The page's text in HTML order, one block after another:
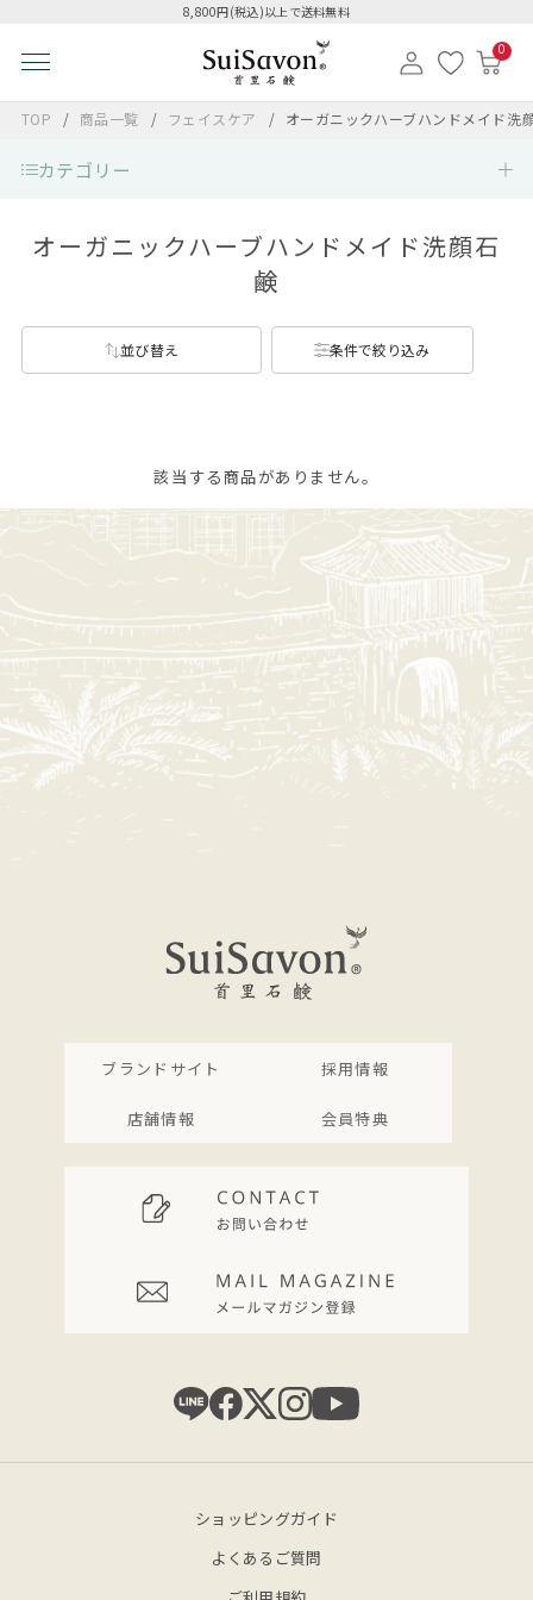
8,800円(税込)以上で送料無料
0
TOP 商品一覧 フェイスケア オーガニックハーブハンドメイド洗
カテゴリー
オーガニックハーブハンドメイド洗顔石
鹸
並び替え 条件で絞り込み
該当する商品がありません。
ブランドサイト 採用情報
店舗情報 会員特典
ショッピングガイド
よくあるご質問